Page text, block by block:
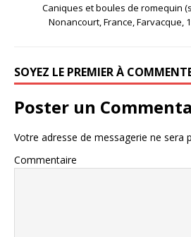
Caniques et boules de romequin
Nonancourt, France, Farvacque,
SOYEZ LE PREMIER À
Poster un
Votre adresse de messagerie ne sera
Commentaire